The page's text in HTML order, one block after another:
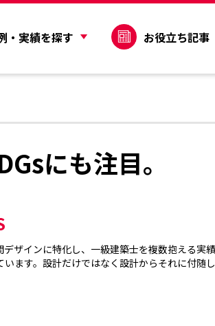
・実績を探す お役立ち記事
にも注目。
ザインに特化し、一級建築士を複数抱える実
ます。設計だけではなく設計からそれに付随